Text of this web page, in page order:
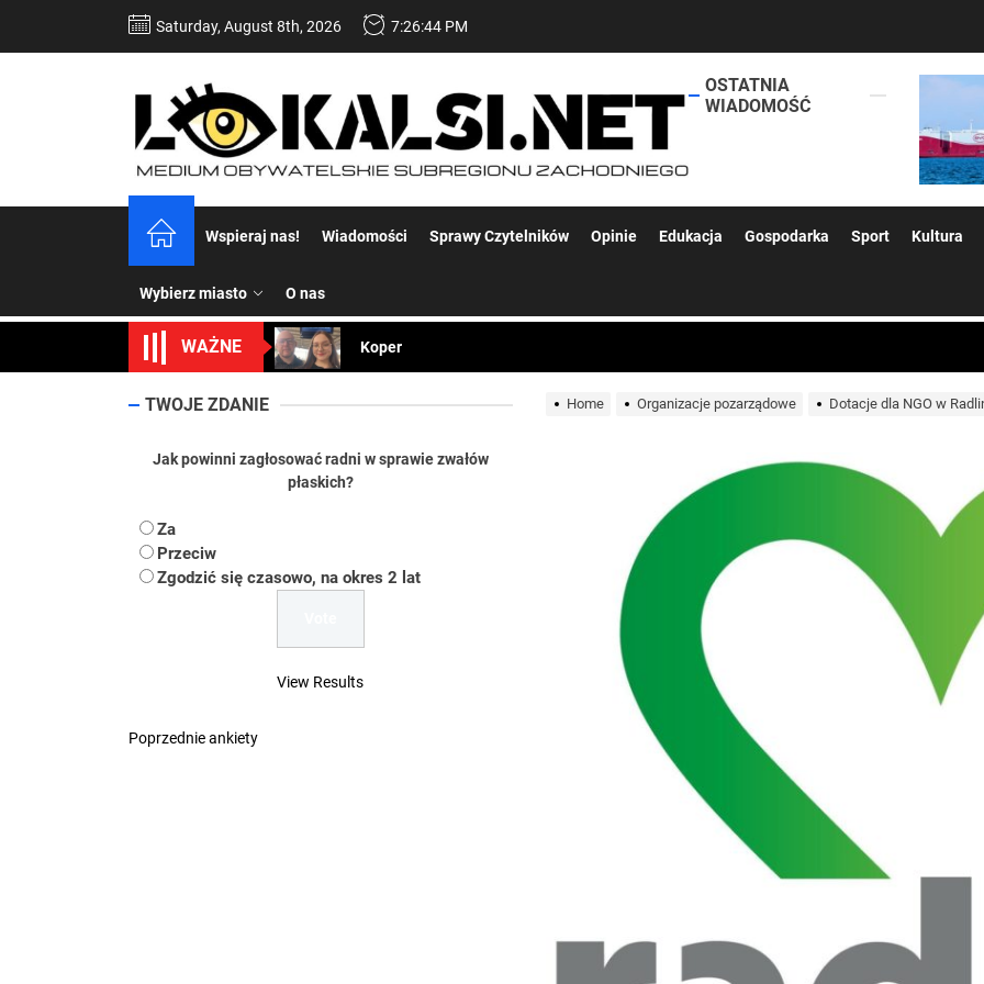
Saturday, August 8th, 2026 7:26:45 PM
lokalsi.net
OSTATNIA
WIADOMOŚĆ
Wspieraj nas! Wiadomości Sprawy Czytelników Opinie Edukacja Gospodarka Sport Kultura
Wybierz miasto O nas
WAŻNE
Dość komentowania kolejnych afer w ochronie zdrowia — czas zacząć mówić o
Ilu mieszkańców ma Rybnik?
Dość komentowania kolejnych afer w ochronie zdrowia — czas zacząć mówić o
Uwaga Dębieńsko – woda nieprzydatna do spożycia!!!
Dość komentowania kolejnych afer w ochronie zdrowia — czas zacząć mówić o
Home Organizacje pozarządowe Dotacje dla NGO w
TWOJE ZDANIE
Jak powinni zagłosować radni w sprawie zwałów
płaskich?
Za
Przeciw
Zgodzić się czasowo, na okres 2 lat
View Results
Poprzednie ankiety